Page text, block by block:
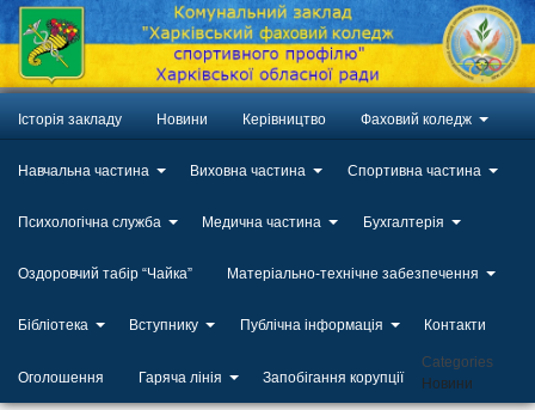
Історія закладу Новини Керівництво Фаховий коледж
Навчальна частина Виховна частина Спортивна частина
Психологічна служба Медична частина Бухгалтерія
Оздоровчий табір “Чайка” Матеріально-технічне забезпечення
Бібліотека Вступнику Публічна інформація Контакти
Оголошення Гаряча лінія Запобігання корупції
Categories
Новини